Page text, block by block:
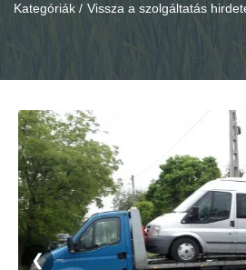
Kategóriák / Vissza a szolgáltatás
❮